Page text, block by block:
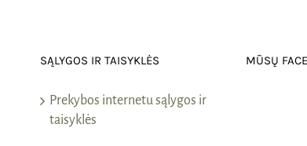
SĄLYGOS IR TAISYKLĖS
Prekybos internetu sąlygos ir
taisyklės
MŪSŲ